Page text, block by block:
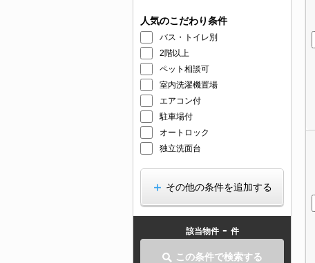
人気のこだわり条件
バス・トイレ別
2階以上
ペット相談可
室内洗濯機置場
エアコン付
駐車場付
オートロック
独立洗面台
その他の条件を追加する
該当物件 - 件
この条件で検索する